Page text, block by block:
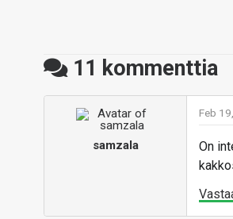
11 kommenttia
samzala
Feb
On